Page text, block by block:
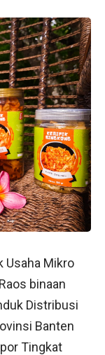
Usaha Mikro
binaan
Distribusi
Banten
Tingkat